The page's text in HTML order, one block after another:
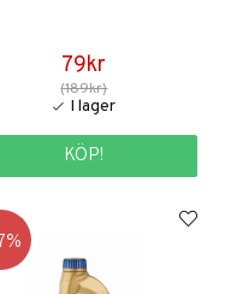
79kr
(189kr)
KÖP!